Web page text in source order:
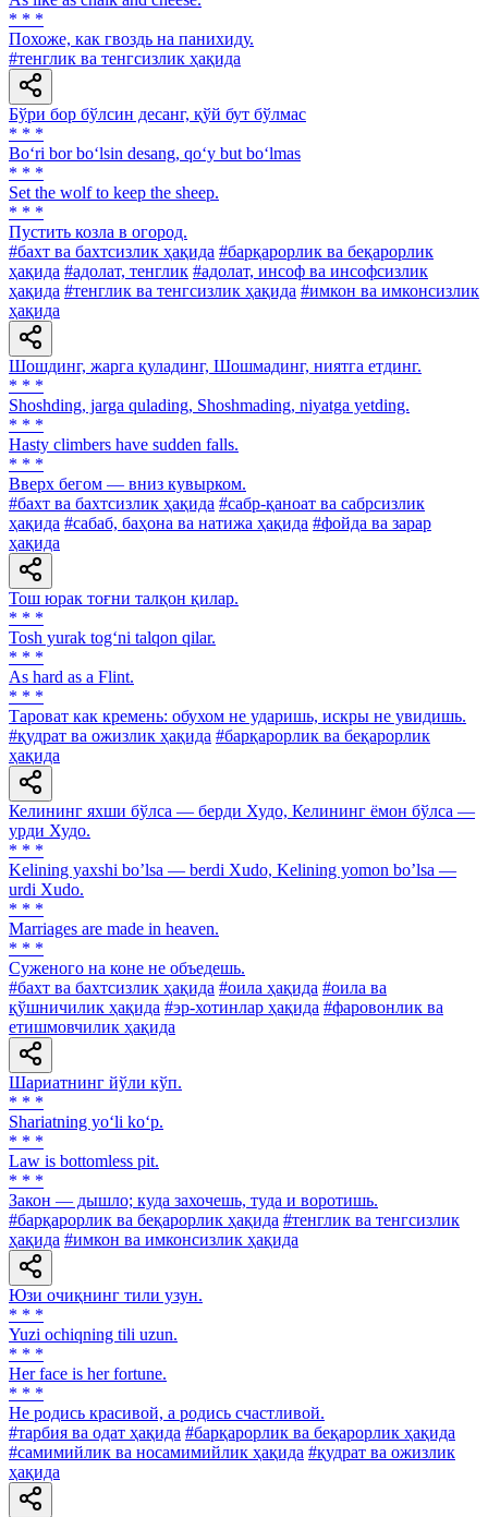
* * *
Похоже, как гвоздь на панихиду.
#тенглик ва тенгсизлик ҳақида
Бўри бор бўлсин десанг, қўй бут бўлмас
* * *
Bo‘ri bor bo‘lsin desang, qo‘y but bo‘lmas
* * *
Set the wolf to keep the sheep.
* * *
Пустить козла в огород.
#бахт ва бахтсизлик ҳақида #барқарорлик ва беқарорлик
ҳақида #адолат, тенглик #адолат, инсоф ва инсофсизлик
ҳақида #тенглик ва тенгсизлик ҳақида #имкон ва имконсизлик
ҳақида
Шошдинг, жарга қуладинг, Шошмадинг, ниятга етдинг.
* * *
Shoshding, jarga qulading, Shoshmading, niyatga yetding.
* * *
Hasty climbers have sudden falls.
* * *
Вверх бегом — вниз кувырком.
#бахт ва бахтсизлик ҳақида #сабр-қаноат ва сабрсизлик
ҳақида #сабаб, баҳона ва натижа ҳақида #фойда ва зарар
ҳақида
Тош юрак тоғни талқон қилар.
* * *
Tosh yurak tog‘ni talqon qilar.
* * *
As hard as a Flint.
* * *
Тароват как кремень: обухом не ударишь, искры не увидишь.
#қудрат ва ожизлик ҳақида #барқарорлик ва беқарорлик
ҳақида
Келининг яхши бўлса — берди Худо, Келининг ёмон бўлса —
урди Худо.
* * *
Kelining yaxshi boʼlsa — berdi Xudo, Kelining yomon boʼlsa —
urdi Xudo.
* * *
Marriages are made in heaven.
* * *
Суженого на коне не объедешь.
#бахт ва бахтсизлик ҳақида #оила ҳақида #оила ва
қўшничилик ҳақида #эр-хотинлар ҳақида #фаровонлик ва
етишмовчилик ҳақида
Шариатнинг йўли кўп.
* * *
Shariatning yo‘li ko‘p.
* * *
Law is bottomless pit.
* * *
Закон — дышло; куда захочешь, туда и воротишь.
#барқарорлик ва беқарорлик ҳақида #тенглик ва тенгсизлик
ҳақида #имкон ва имконсизлик ҳақида
Юзи очиқнинг тили узун.
* * *
Yuzi ochiqning tili uzun.
* * *
Her face is her fortune.
* * *
He родись красивой, а родись счастливой.
#тарбия ва одат ҳақида #барқарорлик ва беқарорлик ҳақида
#самимийлик ва носамимийлик ҳақида #қудрат ва ожизлик
ҳақида